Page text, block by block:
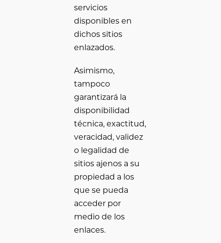
servicios
disponibles en
dichos sitios
enlazados.
Asimismo,
tampoco
garantizará la
disponibilidad
técnica, exactitud,
veracidad, validez
o legalidad de
sitios ajenos a su
propiedad a los
que se pueda
acceder por
medio de los
enlaces.